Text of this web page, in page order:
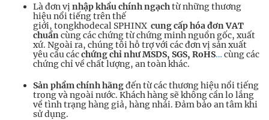
Là đơn vịnhập khẩu chính ngạchtừ những thương
hiệu nổi tiếng trên thế
giới, tongkhodecal SPHINX cung cấp hóa đơn VAT
chuẩncùng các chứng từ chứng minh nguồn gốc, xuất
xứ. Ngoài ra, chúng tôi hỗ trợ với các đơn vị sản xuất
yêu cầu cácchứng chỉ như MSDS, SGS, RoHS… cùng các
chứng chỉ về chất lượng, an toàn khác.
Sản phẩmchính hãngđến từ các thương hiệu nổi tiếng
trong và ngoài nước. Khách hàng sẽ không cần lo lắng
về tình trạng hàng giả, hàng nhái. Đảm bảo an tâm khi
sử dụng.